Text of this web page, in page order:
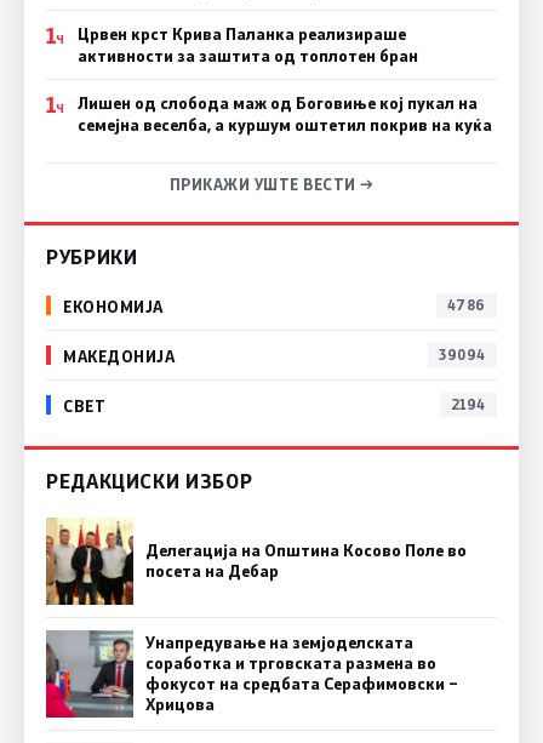
1Ч
Црвен крст Крива Паланка реализираше
активности за заштита од топлотен бран
1Ч
Лишен од слобода маж од Боговиње кој пукал на
семејна веселба, а куршум оштетил покрив на куќа
ПРИКАЖИ УШТЕ ВЕСТИ →
РУБРИКИ
ЕКОНОМИЈА 4786
МАКЕДОНИЈА 39094
СВЕТ 2194
РЕДАКЦИСКИ ИЗБОР
Делегација на Општина Косово Поле во
посета на Дебар
Унапредување на земјоделската
соработка и трговската размена во
фокусот на средбата Серафимовски –
Хрицова